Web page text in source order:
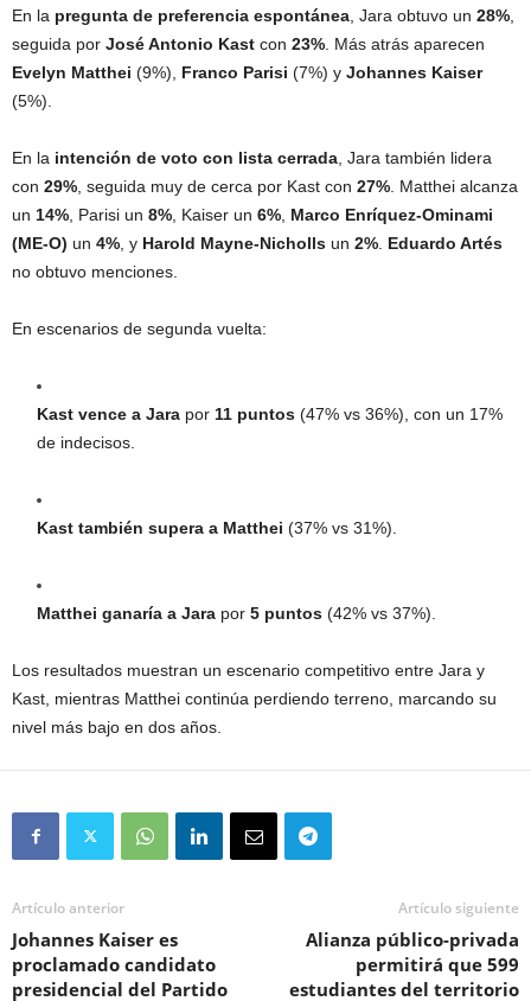
En la pregunta de preferencia espontánea , Jara obtuvo un 28%
seguida por José Antonio Kast con 23% . Más atrás aparecen
Evelyn Matthei (9%), Franco Parisi (7%) y Johannes Kaiser
(5%).
En la intención de voto con lista cerrada , Jara también lidera
con 29% , seguida muy de cerca por Kast con 27% . Matthei alcanza
un 14% , Parisi un 8% , Kaiser un 6% Marco Enríquez-Ominami
(ME-O) un 4% , y Harold Mayne-Nicholls un 2% Eduardo Artés
no obtuvo menciones.
En escenarios de segunda vuelta:
Kast vence a Jara por 11 puntos (47% vs 36%), con un 17%
de indecisos.
Kast también supera a Matthei (37% vs 31%).
Matthei ganaría a Jara por 5 puntos (42% vs 37%).
Los resultados muestran un escenario competitivo entre Jara y
Kast, mientras Matthei continúa perdiendo terreno, marcando su
nivel más bajo en dos años.
Artículo anterior
Johannes Kaiser es
proclamado candidato
presidencial del Partido
Artículo siguiente
Alianza público-privada
permitirá que 599
estudiantes del territorio